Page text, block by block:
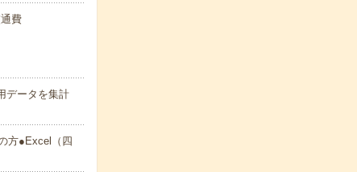
費
データを集計
方●Excel（四